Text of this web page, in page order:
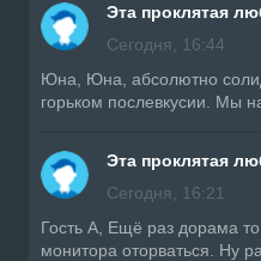
Эта проклятая
Сегодня, 16:44
Юна, Юна, абсолютно
горьком послевкусии. Мы
Эта проклятая
Сегодня, 16:21
Гость А, Ещё раз дорама
монитора оторваться. Ну